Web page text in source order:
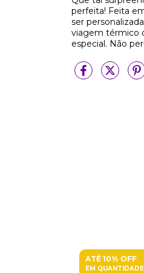
perfeita! Feita
ser
viagem térmico
especial. Não
ATÉ 10% OFF
EM QUANTIDADE